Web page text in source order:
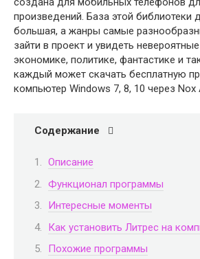
произведений. База этой библиотеки
большая, а жанры самые
зайти в проект и увидеть
экономике, политике, фантастике и
каждый может скачать бесплатную
компьютер Windows 7, 8, 10 через Nox
Содержание
Описание
Функционал программы
Интересные моменты
Как установить Литрес на
Похожие программы